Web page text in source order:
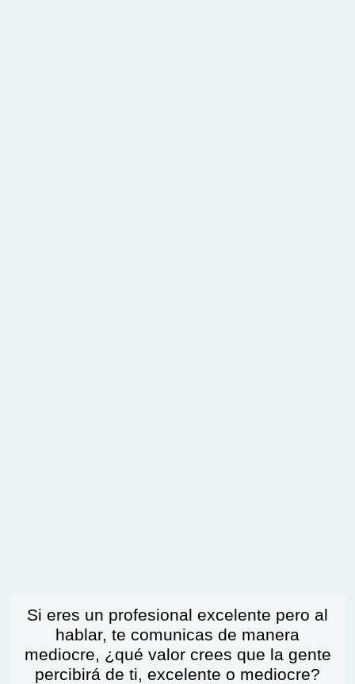
Si eres un profesional excelente pero al
hablar, te comunicas de manera
mediocre, ¿qué valor crees que la gente
percibirá de ti, excelente o mediocre?